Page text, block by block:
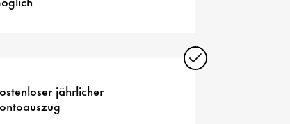
jährlicher